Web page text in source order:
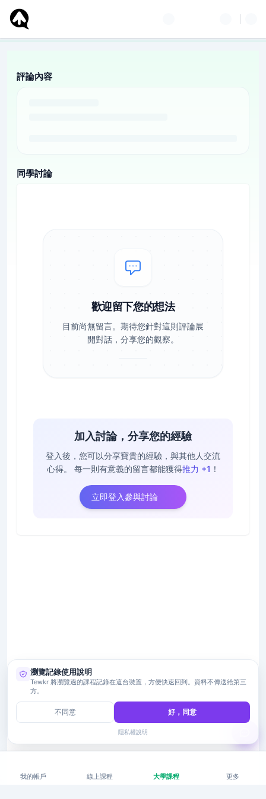
評論內容
同學討論
歡迎留下您的想法
目前尚無留言。期待您針對這則評論展
開對話，分享您的觀察。
加入討論，分享您的經驗
登入後，您可以分享寶貴的經驗，與其他人交流
心得。
每一則有意義的留言都能獲得推力 +1 ！
立即登入參與討論
我的帳戶 線上課程 大學課程 更多
瀏覽記錄使用說明
Tewkr 將瀏覽過的課程記錄在這台裝置，方便快速回到。資料不傳送給第三
方。
不同意 好，同意
隱私權說明